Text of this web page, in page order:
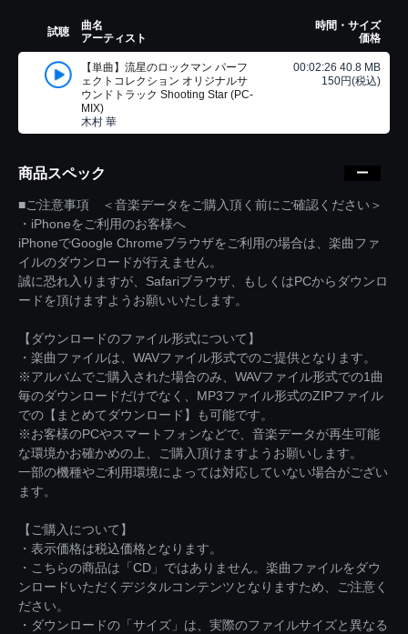
試聴
曲名
アーティスト
時間・サイズ
価格
【単曲】流星のロックマン パーフ
ェクトコレクション オリジナルサ
ウンドトラック Shooting Star (PC-
MIX)
木村 華
00:02:26 40.8 MB
150円(税込)
商品スペック
■ご注意事項 ＜音楽データをご購入頂く前にご確認ください＞
・iPhoneをご利用のお客様へ
iPhoneでGoogle Chromeブラウザをご利用の場合は、楽曲ファ
イルのダウンロードが行えません。
誠に恐れ入りますが、Safariブラウザ、もしくはPCからダウンロ
ードを頂けますようお願いいたします。
【ダウンロードのファイル形式について】
・楽曲ファイルは、WAVファイル形式でのご提供となります。
※アルバムでご購入された場合のみ、WAVファイル形式での1曲
毎のダウンロードだけでなく、MP3ファイル形式のZIPファイル
での【まとめてダウンロード】も可能です。
※お客様のPCやスマートフォンなどで、音楽データが再生可能
な環境かお確かめの上、ご購入頂けますようお願いします。
一部の機種やご利用環境によっては対応していない場合がござい
ます。
【ご購入について】
・表示価格は税込価格となります。
・こちらの商品は「CD」ではありません。楽曲ファイルをダウ
ンロードいただくデジタルコンテンツとなりますため、ご注意く
ださい。
・ダウンロードの「サイズ」は、実際のファイルサイズと異なる